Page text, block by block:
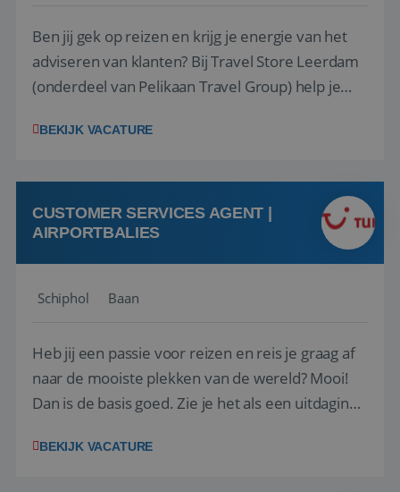
Ben jij gek op reizen en krijg je energie van het
adviseren van klanten? Bij Travel Store Leerdam
(onderdeel van Pelikaan Travel Group) help je
vinden. Samen maken we van elke reis een
hebt in de reisbranche of j...
BEKIJK VACATURE
CUSTOMER SERVICES AGENT |
AIRPORTBALIES
Schiphol Baan
Heb jij een passie voor reizen en reis je graag af
naar de mooiste plekken van de wereld? Mooi!
Dan is de basis goed. Zie je het als een uitdaging
het samenstellen en boeken van de perfecte
BEKIJK VACATURE